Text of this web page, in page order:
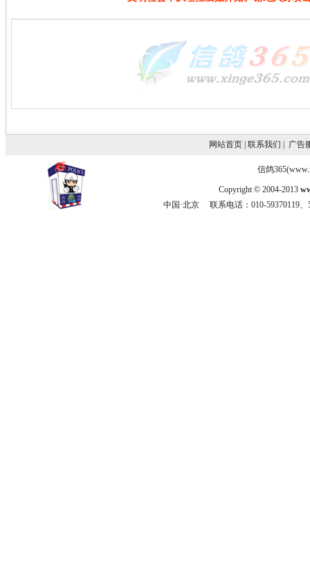
网站首页| 联系我们 广告
信鸽
Copyright © 2004-2013
中国·北京 联系电话：010-59370119